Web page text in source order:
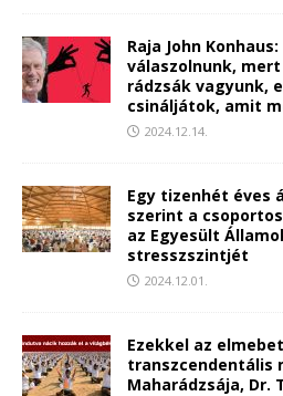
Raja John
válaszolnunk,
rádzsák vagyunk,
csináljátok, amit
2024.12.14.
Egy tizenhét éves
szerint a
az Egyesült
stresszszintjét
2024.12.01.
Ezekkel az
transzcendentális
Maharádzsája, Dr.